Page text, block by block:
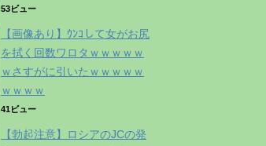
53ビュー
【画像あり】ｳﾝｺして女がお尻
を拭く回数ワロタｗｗｗｗｗ
ｗさすがに引いたｗｗｗｗｗ
ｗｗｗｗ
41ビュー
【勃起注意】ロシアのJCの発